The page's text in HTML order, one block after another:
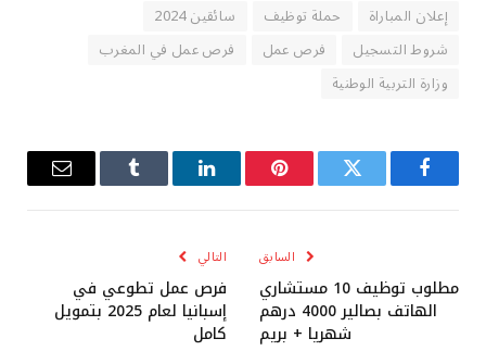
إعلان المباراة حملة توظيف
سائقين 2024
شروط التسجيل
فرص عمل
فرص عمل في المغرب
وزارة التربية الوطنية
فيسبوك تويتر بينتيريستلينكدإن Tumblr
البريد
السابق
مطلوب توظيف 10 مستشاري
الهاتف بصالير 4000 درهم
شهريا + بريم
التالي
فرص عمل تطوعي في
إسبانيا لعام 2025 بتمويل
كامل